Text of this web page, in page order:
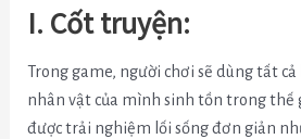
I. Cốt truyện:
Trong game, người chơi sẽ dùng tất cả
nhân vật của mình sinh tồn trong thế
được trải nghiệm lối sống đơn giản